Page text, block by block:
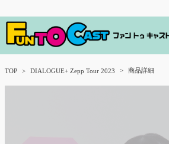
TOP DIALOGUE+ Zepp Tour 2023 商品詳細